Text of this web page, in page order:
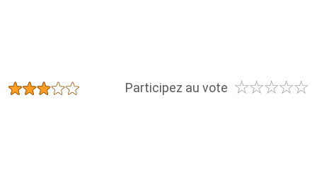
Participez au vote ☆☆☆☆☆
★★★★★